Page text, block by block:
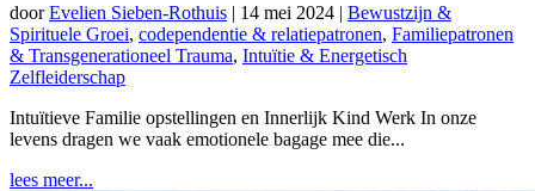
doorEvelien Sieben-Rothuis | 14 mei 2024 | Bewustzijn &
Spirituele Groei, codependentie & relatiepatronen, Familiepatronen
& Transgenerationeel Trauma, Intuïtie & Energetisch
Zelfleiderschap
Intuïtieve Familie opstellingen en Innerlijk Kind Werk In onze
levens dragen we vaak emotionele bagage mee die...
lees meer...